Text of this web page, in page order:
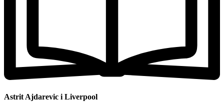
Astrit Ajdarevic i Liverpool